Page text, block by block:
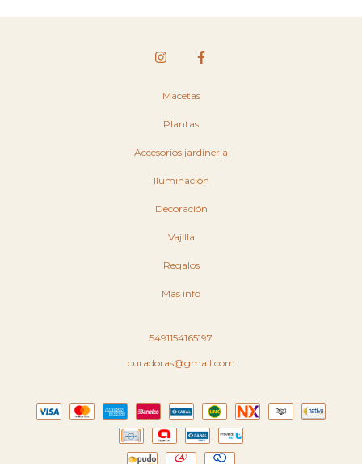
Macetas
Plantas
Accesorios jardineria
Iluminación
Decoración
Vajilla
Regalos
Mas info
5491154165197
curadoras@gmail.com